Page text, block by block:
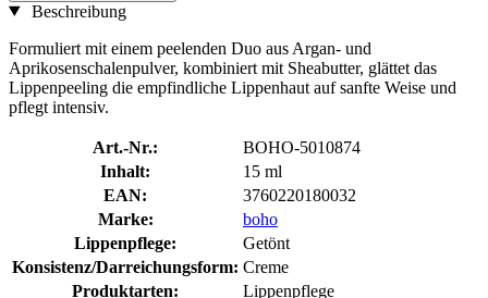
Beschreibung
Formuliert mit einem peelenden Duo aus Argan- und
Aprikosenschalenpulver, kombiniert mit Sheabutter, glättet das
Lippenpeeling die empfindliche Lippenhaut auf sanfte Weise und
pflegt intensiv.
Art.-Nr.:
BOHO-5010874
Inhalt:
15 ml
EAN:
3760220180032
Marke:
boho
Lippenpflege:
Getönt
Konsistenz/Darreichungsform: Creme
Produktarten:
Lippenpflege